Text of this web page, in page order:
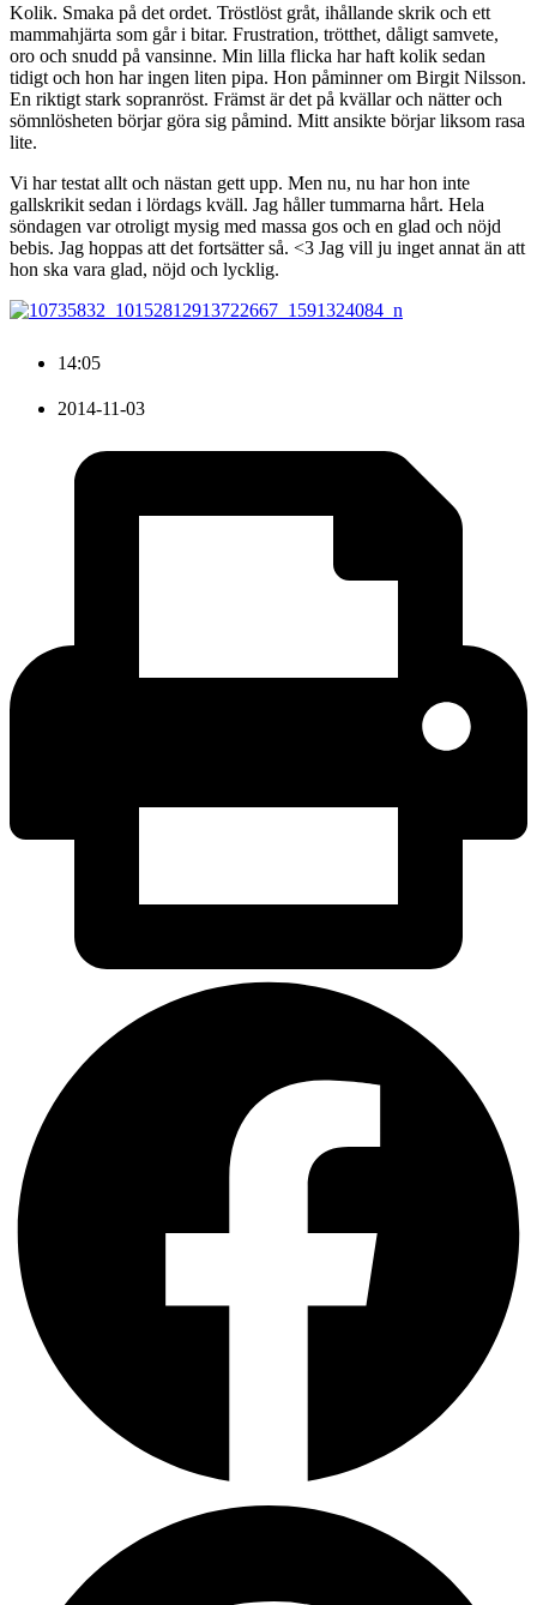
Kolik. Smaka på det ordet. Tröstlöst gråt, ihållande skrik och ett
mammahjärta som går i bitar. Frustration, trötthet, dåligt samvete,
oro och snudd på vansinne. Min lilla flicka har haft kolik sedan
tidigt och hon har ingen liten pipa. Hon påminner om Birgit Nilsson.
En riktigt stark sopranröst. Främst är det på kvällar och nätter och
sömnlösheten börjar göra sig påmind. Mitt ansikte börjar liksom rasa
lite.
Vi har testat allt och nästan gett upp. Men nu, nu har hon inte
gallskrikit sedan i lördags kväll. Jag håller tummarna hårt. Hela
söndagen var otroligt mysig med massa gos och en glad och nöjd
bebis. Jag hoppas att det fortsätter så. <3 Jag vill ju inget annat än att
hon ska vara glad, nöjd och lycklig.
14:05
2014-11-03